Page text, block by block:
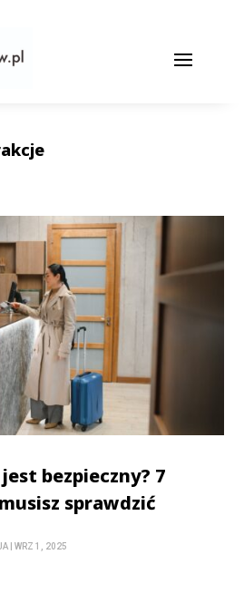
bezpieczny? 7
sprawdzić
|WRZ 1, 2025